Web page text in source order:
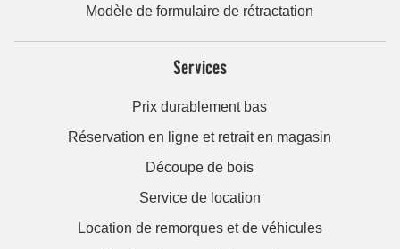
Modèle de formulaire de rétractation
Services
Prix durablement bas
Réservation en ligne et retrait en magasin
Découpe de bois
Service de location
Location de remorques et de véhicules